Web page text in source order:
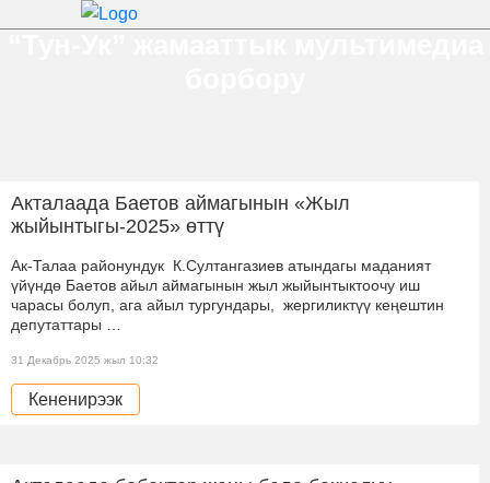
Акталаада Баетов аймагынын «Жыл
жыйынтыгы-2025» өттү
Ак-Талаа районундук К.Султангазиев атындагы маданият
үйүндө Баетов айыл аймагынын жыл жыйынтыктоочу иш
чарасы болуп, ага айыл тургундары, жергиликтүү кеңештин
депутаттары …
31 Декабрь 2025 жыл 10:32
Кененирээк